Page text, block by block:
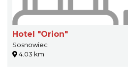
Hotel "Orion"
Sosnowiec
4.03 km